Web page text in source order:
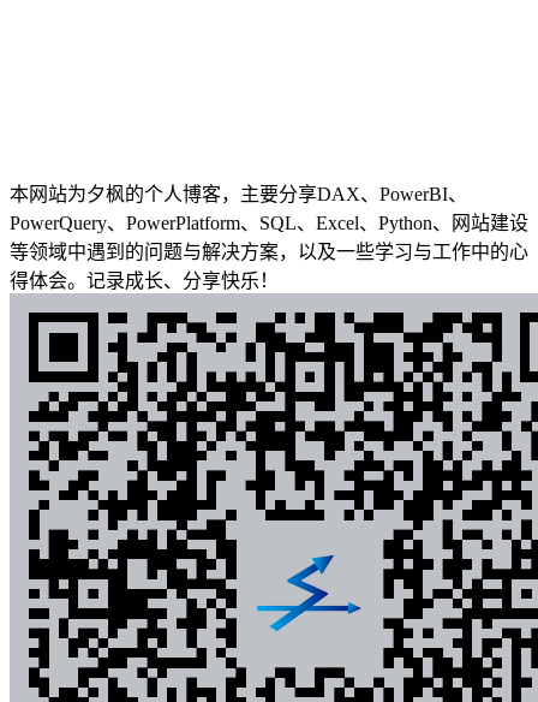
本网站为夕枫的个人博客，主要分享DAX、PowerBI、
PowerQuery、PowerPlatform、SQL、Excel、Python、网站建设
等领域中遇到的问题与解决方案，以及一些学习与工作中的心
得体会。记录成长、分享快乐！